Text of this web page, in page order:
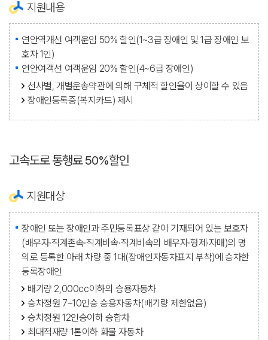
지원내용
연안역개선 여객운임 50% 할인(1~3급 장애인 및 1급 장애인 보
호자 1인)
연안여객선 여객운임 20% 할인(4~6급 장애인)
선사별, 개별운송약관에 의해 구체적 할인율이 상이할 수 있음
장애인등록증(복지카드) 제시
고속도로 통행료 50%할인
지원대상
장애인 또는 장애인과 주민등록표상 같이 기재되어 있는 보호자
(배우자·직계존속·직계비속·직계비속의 배우자·형제·자매)의 명
의로 등록한 아래 차량 중 1대(장애인자동차표지 부착)에 승차한
등록장애인
배기량 2,000cc이하의 승용자동차
승차정원 7~10인승 승용자동차(배기량 제한없음)
승차정원 12인승이하 승합차
최대적재량 1톤이하 화물 자동차